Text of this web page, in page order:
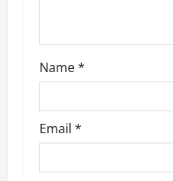
Name*
Email *